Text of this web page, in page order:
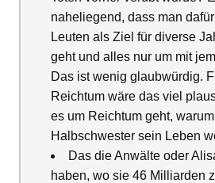
naheliegend, dass man
Leuten als Ziel für diverse
geht und alles nur um mit
Das ist wenig glaubwürdig.
Reichtum wäre das viel
es um Reichtum geht,
Halbschwester sein Leben
Das die Anwälte oder
haben, wo sie 46 Milliarden